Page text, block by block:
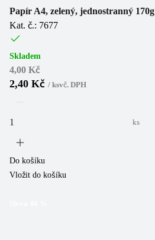
Papír A4, zelený, jednostranný 170g
Kat. č.: 7677
Skladem
4,00 Kč
2,40 Kč / ksvč. DPH
ks
Do košíku
Vložit do košíku